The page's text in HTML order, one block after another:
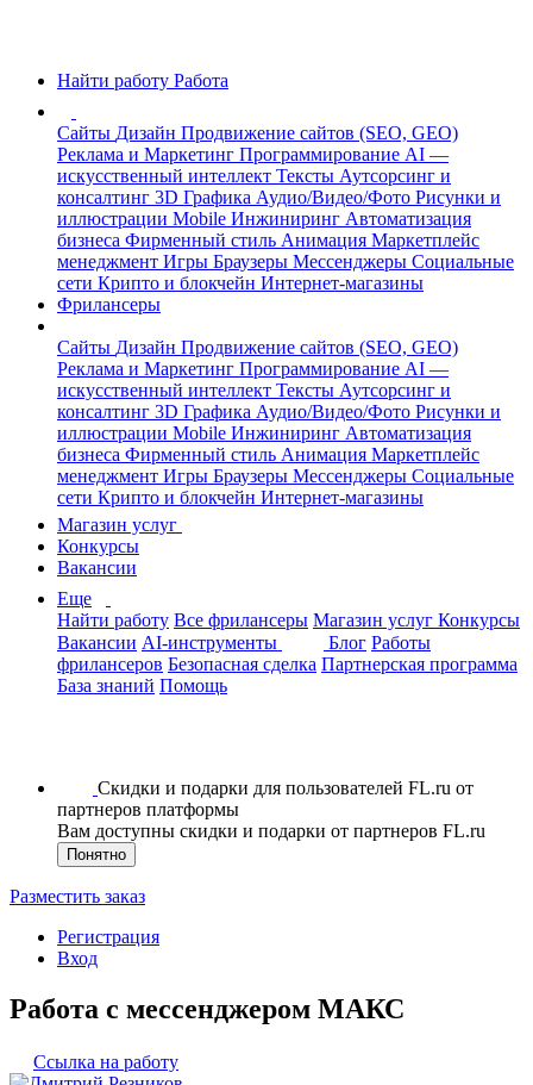
Найти работу Работа
Сайты Дизайн Продвижение сайтов (SEO, GEO)
Реклама и Маркетинг Программирование AI —
искусственный интеллект Тексты Аутсорсинг и
консалтинг 3D Графика Аудио/Видео/Фото Рисунки и
иллюстрации Mobile Инжиниринг Автоматизация
бизнеса Фирменный стиль Анимация Маркетплейс
менеджмент Игры Браузеры Мессенджеры Социальные
сети Крипто и блокчейн Интернет-магазины
Фрилансеры
Сайты Дизайн Продвижение сайтов (SEO, GEO)
Реклама и Маркетинг Программирование AI —
искусственный интеллект Тексты Аутсорсинг и
консалтинг 3D Графика Аудио/Видео/Фото Рисунки и
иллюстрации Mobile Инжиниринг Автоматизация
бизнеса Фирменный стиль Анимация Маркетплейс
менеджмент Игры Браузеры Мессенджеры Социальные
сети Крипто и блокчейн Интернет-магазины
Магазин услуг
Конкурсы
Вакансии
Еще
Найти работу Все фрилансеры Магазин услуг Конкурсы
Вакансии AI-инструменты Блог Работы
фрилансеров Безопасная сделка Партнерская программа
База знаний Помощь
Скидки и подарки для пользователей FL.ru от
партнеров платформы
Вам доступны скидки и подарки от партнеров FL.ru
Понятно
Разместить заказ
Регистрация
Вход
Работа с мессенджером МАКС
Ссылка на работу